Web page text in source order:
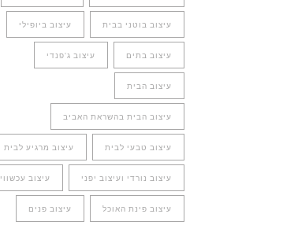
עיצוב בוטני בבית עיצוב ביופילי
עיצוב בתים עיצוב ג'פנדי
עיצוב הבית
עיצוב הבית בהשראת האביב
עיצוב טבעי לבית עיצוב מרגיע לבית
עיצוב נורדי ועיצוב יפני עיצוב עכשווי
עיצוב פינת האוכל עיצוב פנים